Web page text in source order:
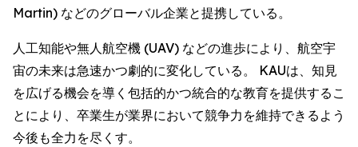
Martin) などのグローバル企業と提携している。
人工知能や無人航空機 (UAV) などの進歩により、航空宇
宙の未来は急速かつ劇的に変化している。 KAUは、知見
を広げる機会を導く包括的かつ統合的な教育を提供するこ
とにより、卒業生が業界において競争力を維持できるよう
今後も全力を尽くす。